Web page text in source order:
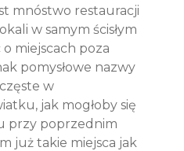
mnóstwo restauracji
w samym ścisłym
miejscach poza
pomysłowe nazwy
w
jak mogłoby się
przy poprzednim
już takie miejsca jak